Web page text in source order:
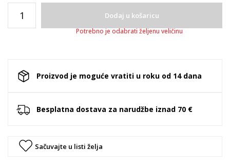
Dodaj u košaricu
Potrebno je odabrati željenu veličinu
Proizvod je moguće vratiti u roku od 14 dana
Besplatna dostava za narudžbe iznad 70 €
Sačuvajte u listi želja